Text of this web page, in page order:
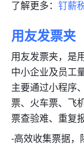
了解更多：钉薪
用友发票夹
用友发票夹，是
中小企业及员工
主要通过小程序
票、火车票、飞
票查验难、重复
-高效收集票据，